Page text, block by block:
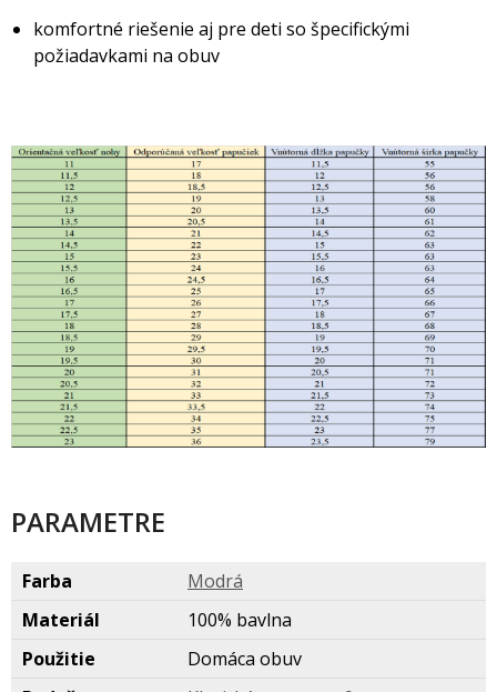
komfortné riešenie aj pre deti so špecifickými
požiadavkami na obuv
PARAMETRE
Farba
Modr
Materiál
100% bavlna
Použitie
Domáca obuv